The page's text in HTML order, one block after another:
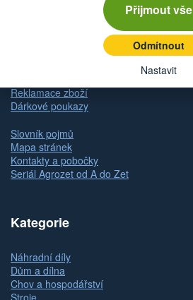
Přijmout vše
Odmítnout
Nastavit
Zásady ochrany osobních údajů (GDPR)
Reklamace zboží
Dárkové poukazy
Slovník pojmů
Mapa stránek
Kontakty a pobočky
Seriál Agrozet od A do Zet
Kategorie
Náhradní díly
Dům a dílna
Chov a hospodářství
Stroje